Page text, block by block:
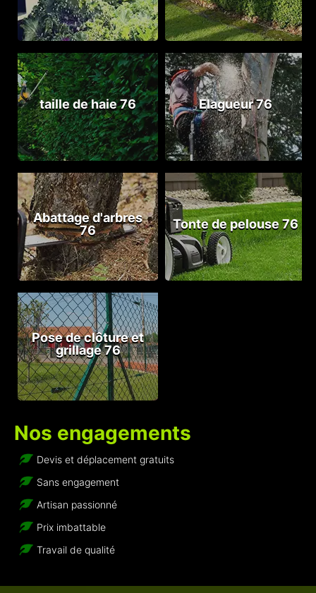
taille de haie 76 Elagueur 76
Abattage d'arbres
76
Tonte de pelouse 76
Pose de clôture et
grillage 76
Nos engagements
Devis et déplacement gratuits
Sans engagement
Artisan passionné
Prix imbattable
Travail de qualité